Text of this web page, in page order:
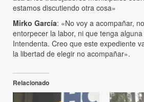
estamos discutiendo otra cosa»
Mirko García: «No voy a acompañar,
entorpecer la labor, ni que tenga
Intendenta. Creo que este expediente
la libertad de elegir no acompañar».
Relacionado